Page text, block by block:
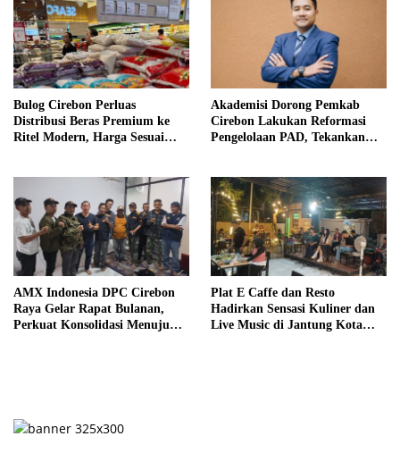
Bulog Cirebon Perluas
Distribusi Beras Premium ke
Ritel Modern, Harga Sesuai
Akademisi Dorong Pemkab
Cirebon Lakukan Reformasi
Pengelolaan PAD, Tekankan
AMX Indonesia DPC Cirebon
Raya Gelar Rapat Bulanan,
Perkuat Konsolidasi Menuju
Plat E Caffe dan Resto
Hadirkan Sensasi Kuliner dan
Live Music di Jantung Kota